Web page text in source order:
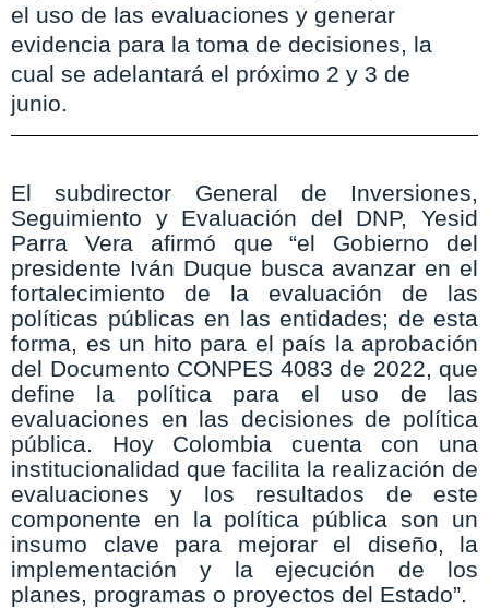
el uso de las evaluaciones y generar
evidencia para la toma de decisiones, la
cual se adelantará el próximo 2 y 3 de
junio.
El subdirector General de Inversiones,
Seguimiento y Evaluación del DNP, Yesid
Parra Vera afirmó que “el Gobierno del
presidente Iván Duque busca avanzar en el
fortalecimiento de la evaluación de las
políticas públicas en las entidades; de esta
forma, es un hito para el país la aprobación
del Documento CONPES 4083 de 2022, que
define la política para el uso de las
evaluaciones en las decisiones de política
pública. Hoy Colombia cuenta con una
institucionalidad que facilita la realización de
evaluaciones y los resultados de este
componente en la política pública son un
insumo clave para mejorar el diseño, la
implementación y la ejecución de los
planes, programas o proyectos del Estado”.